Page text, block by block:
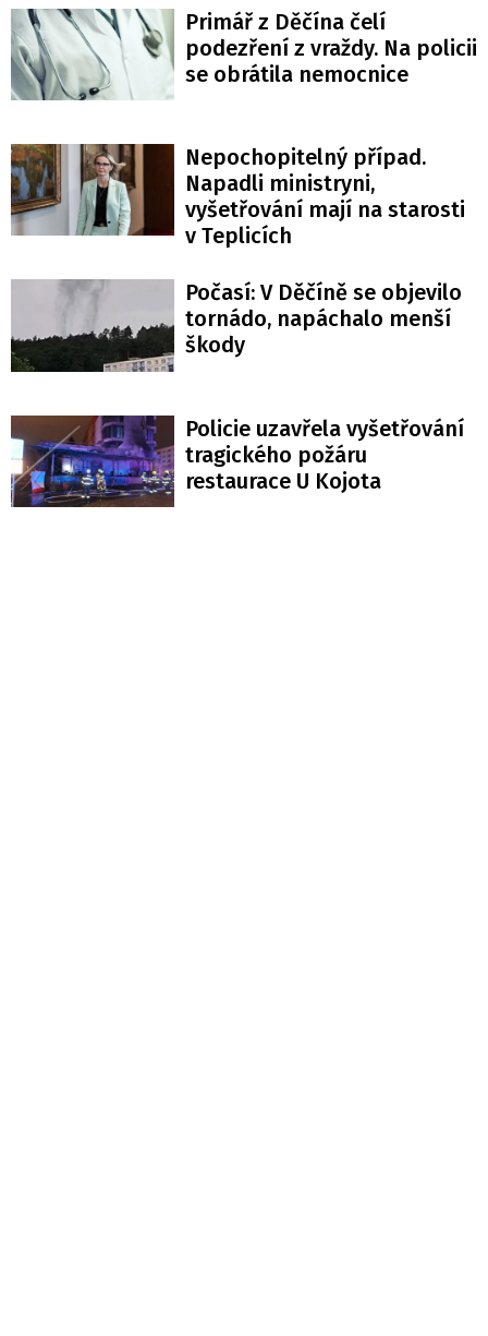
Primář z Děčína čelí
podezření z vraždy. Na policii
se obrátila nemocnice
Nepochopitelný případ.
Napadli ministryni,
vyšetřování mají na starosti
v Teplicích
Počasí: V Děčíně se objevilo
tornádo, napáchalo menší
škody
Policie uzavřela vyšetřování
tragického požáru
restaurace U Kojota